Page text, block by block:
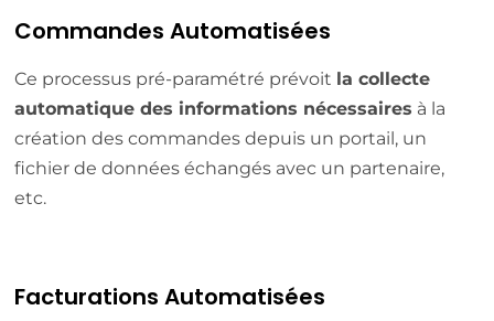
Commandes Automatisées
Ce processus pré-paramétré prévoit la collecte
automatique des informations nécessaires à la
création des commandes depuis un portail, un
fichier de données échangés avec un partenaire,
etc.
Facturations Automatisées